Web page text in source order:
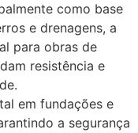
como base
e drenagens, a
para obras de
resistência e
em fundações e
a segurança